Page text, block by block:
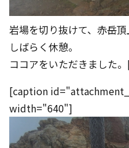
岩場を切り抜けて、赤岳頂
しばらく休憩。
ココアをいただきました
[caption
width="640"]